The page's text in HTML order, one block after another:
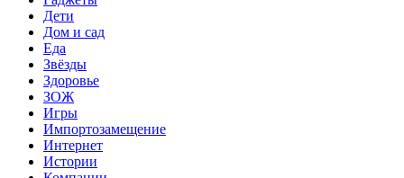
Дети
Дом и сад
Еда
Звёзды
Здоровье
ЗОЖ
Игры
Импортозамещение
Интернет
Истории